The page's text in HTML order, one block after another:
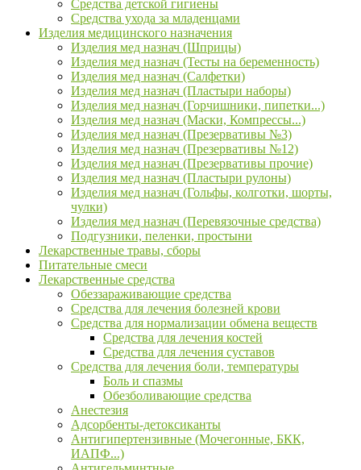
Средства детской гигиены
Средства ухода за младенцами
Изделия медицинского назначения
Изделия мед назнач (Шприцы)
Изделия мед назнач (Тесты на беременность)
Изделия мед назнач (Салфетки)
Изделия мед назнач (Пластыри наборы)
Изделия мед назнач (Горчишники, пипетки...)
Изделия мед назнач (Маски, Компрессы...)
Изделия мед назнач (Презервативы №3)
Изделия мед назнач (Презервативы №12)
Изделия мед назнач (Презервативы прочие)
Изделия мед назнач (Пластыри рулоны)
Изделия мед назнач (Гольфы, колготки, шорты,
чулки)
Изделия мед назнач (Перевязочные средства)
Подгузники, пеленки, простыни
Лекарственные травы, сборы
Питательные смеси
Лекарственные средства
Обеззараживающие средства
Средства для лечения болезней крови
Средства для нормализации обмена веществ
Средства для лечения костей
Средства для лечения суставов
Средства для лечения боли, температуры
Боль и спазмы
Обезболивающие средства
Анестезия
Адсорбенты-детоксиканты
Антигипертензивные (Мочегонные, БКК,
ИАПФ...)